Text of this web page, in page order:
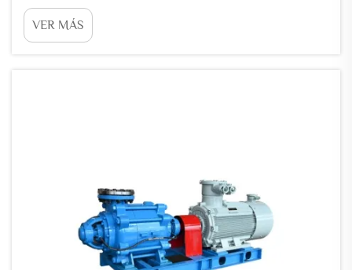
agua y los desafíos climáticos Las bombas de agua
utilizadas en la agricultura marcan toda la diferencia al
lidiar con la escasez de agua, especialmente en lugares
VER MÁS